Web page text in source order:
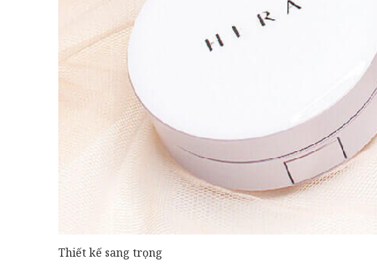
Thiết kế sang trọng